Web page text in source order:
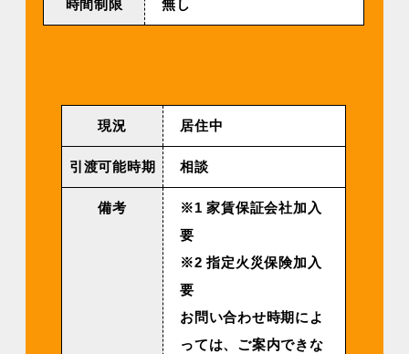
時間制限 無し
現況 居住中
引渡可能時期 相談
備考
※1 家賃保証会社加入
要
※2 指定火災保険加入
要
お問い合わせ時期によ
っては、ご案内できな